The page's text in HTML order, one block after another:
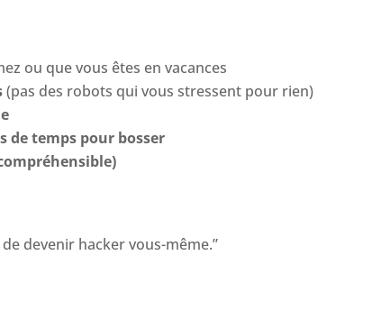
ou que vous êtes en vacances
(pas des robots qui vous stressent pour rien)
de temps pour bosser
devenir hacker vous-même.”